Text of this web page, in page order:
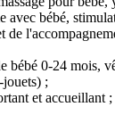
avec bébé,
de
bébé 0-24 mois,
;
et accueillant ;